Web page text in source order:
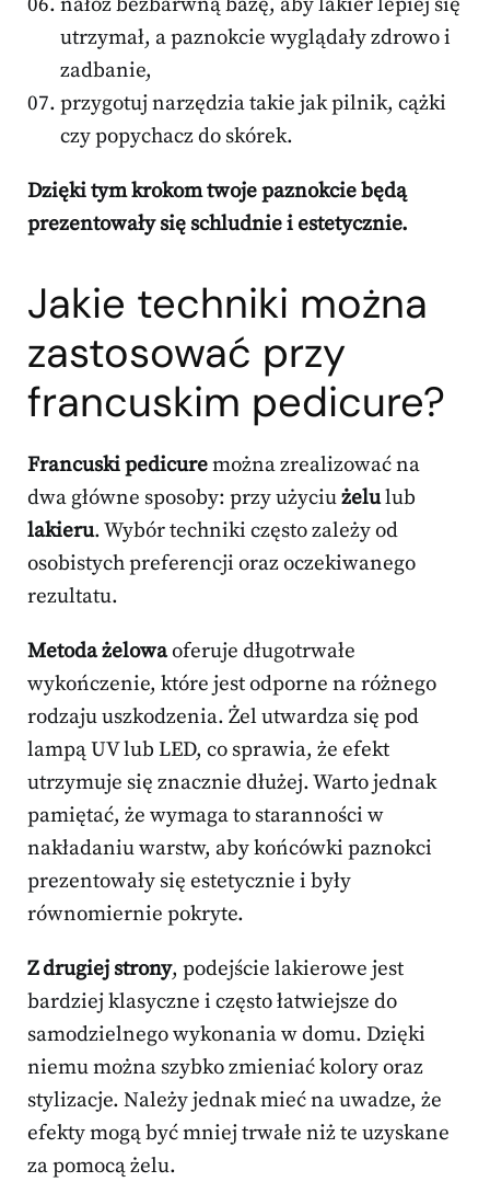
nałóż bezbarwną bazę, aby lakier lepiej się
utrzymał, a paznokcie wyglądały zdrowo i
zadbanie,
przygotuj narzędzia takie jak pilnik, cążki
czy popychacz do skórek.
Dzięki tym krokom twoje paznokcie będą
prezentowały się schludnie i estetycznie.
Jakie techniki można
zastosować przy
francuskim pedicure?
Francuski pedicuremożna zrealizować na
dwa główne sposoby: przy użyciużelulub
lakieru. Wybór techniki często zależy od
osobistych preferencji oraz oczekiwanego
rezultatu.
Metoda żelowaoferuje długotrwałe
wykończenie, które jest odporne na różnego
rodzaju uszkodzenia. Żel utwardza się pod
lampą UV lub LED, co sprawia, że efekt
utrzymuje się znacznie dłużej. Warto jednak
pamiętać, że wymaga to staranności w
nakładaniu warstw, aby końcówki paznokci
prezentowały się estetycznie i były
równomiernie pokryte.
Z drugiej strony, podejście lakierowe jest
bardziej klasyczne i często łatwiejsze do
samodzielnego wykonania w domu. Dzięki
niemu można szybko zmieniać kolory oraz
stylizacje. Należy jednak mieć na uwadze, że
efekty mogą być mniej trwałe niż te uzyskane
za pomocą żelu.